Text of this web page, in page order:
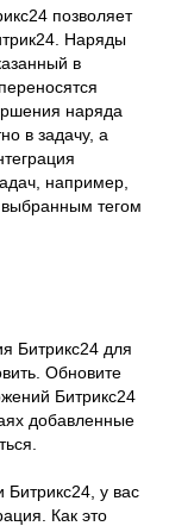
позволяет
Наряды
в
наряда
в задачу, а
например,
выбранным тегом
Битрикс24 для
Обновите
Битрикс24
добавленные
Битрикс24, у вас
Как это